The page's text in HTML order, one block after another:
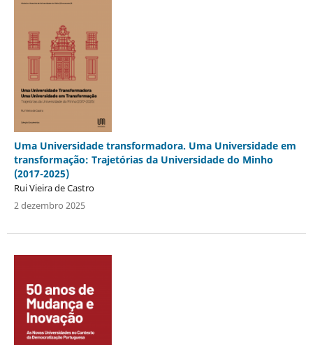
Uma Universidade transformadora. Uma Universidade em
transformação: Trajetórias da Universidade do Minho
(2017-2025)
Rui Vieira de Castro
2 dezembro 2025